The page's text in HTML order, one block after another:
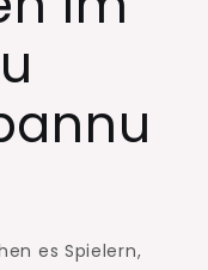
es Spielern,